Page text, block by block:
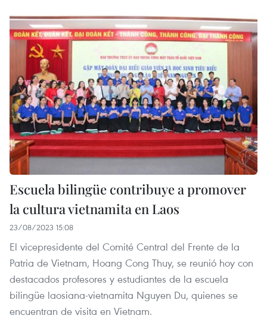
Escuela bilingüe contribuye a promover
la cultura vietnamita en Laos
23/08/2023 15:08
El vicepresidente del Comité Central del Frente de la
Patria de Vietnam, Hoang Cong Thuy, se reunió hoy con
destacados profesores y estudiantes de la escuela
bilingüe laosiana-vietnamita Nguyen Du, quienes se
encuentran de visita en Vietnam.